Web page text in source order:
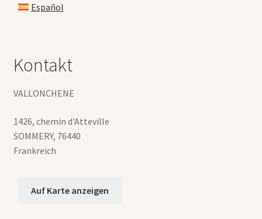
Español
Kontakt
VALLONCHENE
1426, chemin d'Atteville
SOMMERY, 76440
Frankreich
Auf Karte anzeigen